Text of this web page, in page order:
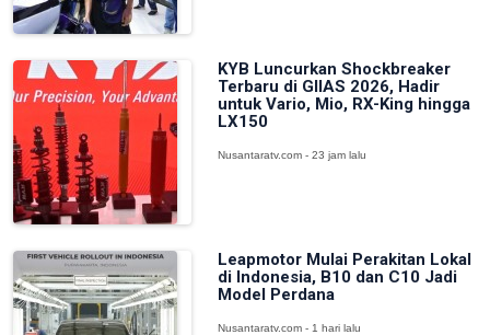
KYB Luncurkan Shockbreaker
Terbaru di GIIAS 2026, Hadir
untuk Vario, Mio, RX-King hingga
LX150
Nusantaratv.com - 23 jam lalu
Leapmotor Mulai Perakitan Lokal
di Indonesia, B10 dan C10 Jadi
Model Perdana
Nusantaratv.com - 1 hari lalu